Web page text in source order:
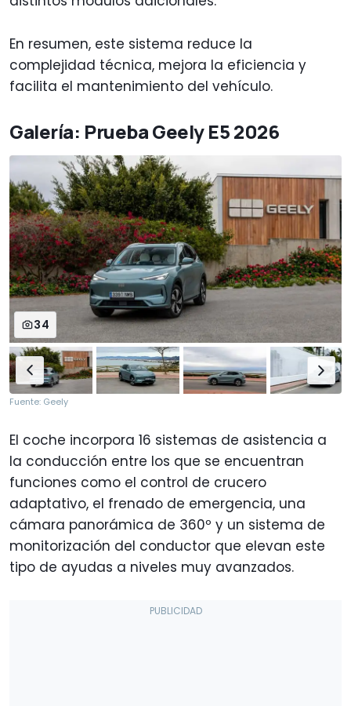
En resumen, este sistema reduce la
complejidad técnica, mejora la eficiencia y
facilita el mantenimiento del vehículo.
Galería: Prueba Geely E5 2026
34
Fuente: Geely
El coche incorpora 16 sistemas de asistencia a
la conducción entre los que se encuentran
funciones como el control de crucero
adaptativo, el frenado de emergencia, una
cámara panorámica de 360º y un sistema de
monitorización del conductor que elevan este
tipo de ayudas a niveles muy avanzados.